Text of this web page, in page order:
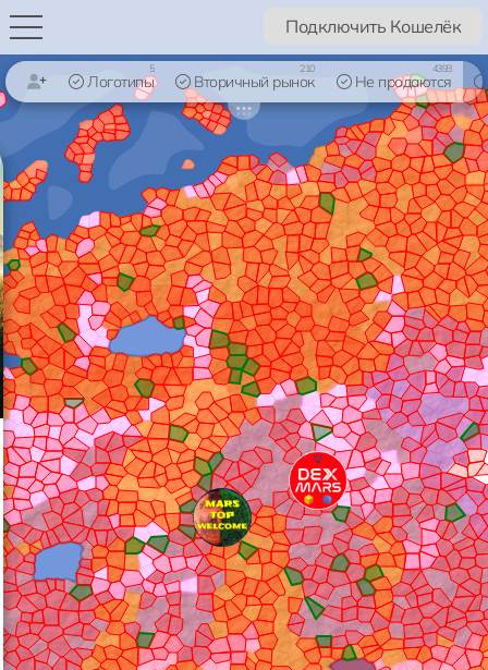
Подключить Кошелёк
Логотипы
5
Вторичный рынок
210
Не продаются
4393